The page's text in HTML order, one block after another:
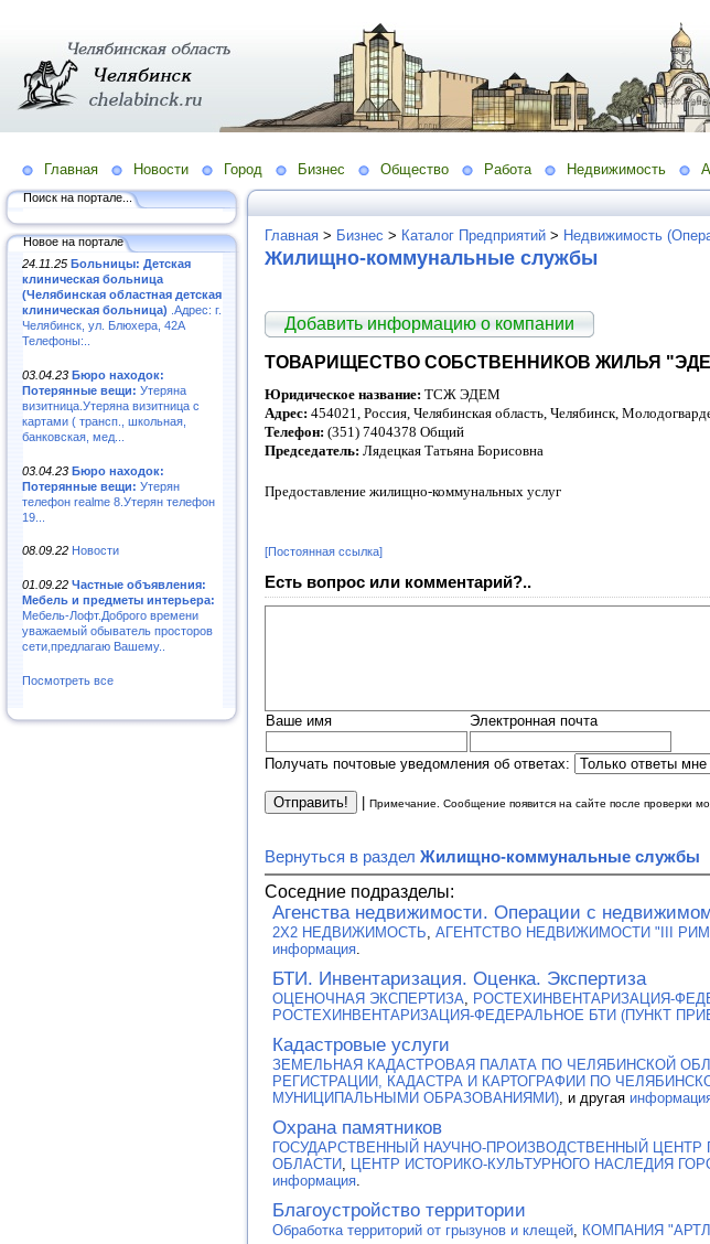
Главная Новости Город Бизнес Общество Работа Недвижимость
Поиск на портале...
Новое на портале
24.11.25 Больницы: Детская
клиническая больница
(Челябинская областная детская
клиническая больница) .Адрес: г.
Челябинск, ул. Блюхера, 42А
Телефоны:..
03.04.23 Бюро находок:
Потерянные вещи: Утеряна
визитница.Утеряна визитница с
картами ( трансп., школьная,
банковская, мед...
03.04.23 Бюро находок:
Потерянные вещи: Утерян
телефон realme 8.Утерян телефон
19...
08.09.22 Новости
01.09.22 Частные объявления:
Мебель и предметы интерьера:
Мебель-Лофт.Доброго времени
уважаемый обыватель просторов
сети,предлагаю Вашему..
Посмотреть все
Главная > Бизнес > Каталог Предприятий > Недвижимость
Жилищно-коммунальные службы
Добавить информацию о компании
ТОВАРИЩЕСТВО СОБСТВЕННИКОВ ЖИЛЬЯ
Юридическое название: ТСЖ ЭДЕМ
Адрес: 454021, Россия, Челябинская область, Челябинск,
Телефон: (351) 7404378 Общий
Председатель: Лядецкая Татьяна Борисовна
Предоставление жилищно-коммунальных услуг
[Постоянная ссылка]
Есть вопрос или комментарий?..
Ваше имя Электронная почта
Получать почтовые уведомления об ответах:
Примечание. Сообщение появится на сайте после проверки
Вернуться в раздел Жилищно-коммунальные службы
Соседние подразделы:
Агенства недвижимости. Операции с
2Х2 НЕДВИЖИМОСТЬ, АГЕНТСТВО НЕДВИЖИМОСТИ "III
информация.
БТИ. Инвентаризация. Оценка. Экспертиза
ОЦЕНОЧНАЯ ЭКСПЕРТИЗА, РОСТЕХИНВЕНТАРИЗАЦИЯ-
РОСТЕХИНВЕНТАРИЗАЦИЯ-ФЕДЕРАЛЬНОЕ БТИ (ПУНКТ
Кадастровые услуги
ЗЕМЕЛЬНАЯ КАДАСТРОВАЯ ПАЛАТА ПО ЧЕЛЯБИНСКОЙ
РЕГИСТРАЦИИ, КАДАСТРА И КАРТОГРАФИИ ПО
МУНИЦИПАЛЬНЫМИ ОБРАЗОВАНИЯМИ), и другая
Охрана памятников
ГОСУДАРСТВЕННЫЙ НАУЧНО-ПРОИЗВОДСТВЕННЫЙ
ОБЛАСТИ, ЦЕНТР ИСТОРИКО-КУЛЬТУРНОГО НАСЛЕДИЯ
информация.
Благоустройство территории
Обработка территорий от грызунов и клещей, КОМПАНИЯ